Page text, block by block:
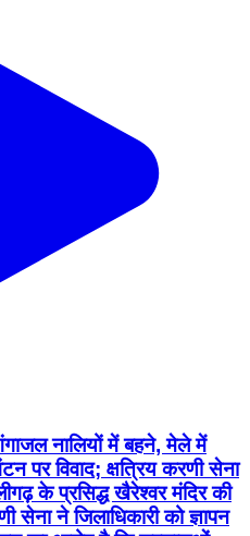
नालियों में बहने, मेले में
विवाद; क्षत्रिय करणी सेना
के प्रसिद्ध खैरेश्वर मंदिर की
ने जिलाधिकारी को ज्ञापन